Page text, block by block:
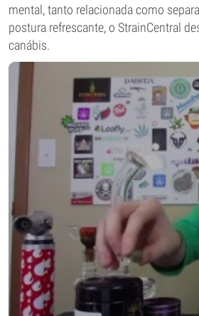
mental, tanto relacionada como
postura refrescante, o StrainCentral
canábis.